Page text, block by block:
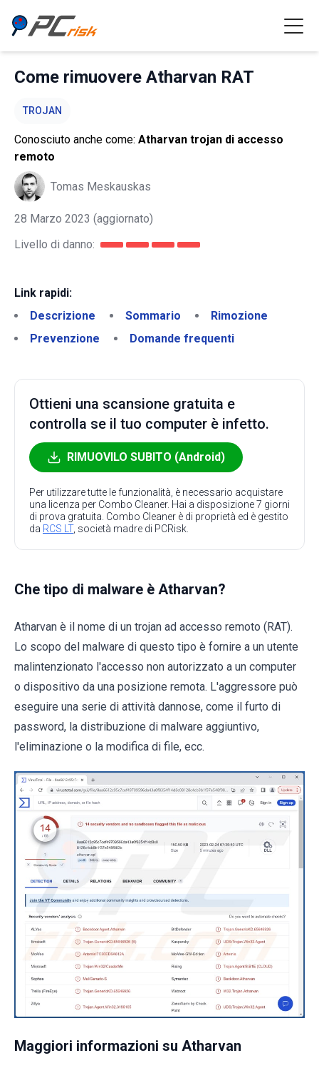
Come rimuovere Atharvan RAT
TROJAN
Conosciuto anche come: Atharvan trojan di accesso
remoto
Tomas Meskauskas
28 Marzo 2023 (aggiornato)
Livello di danno:
Link rapidi:
Descrizione
Sommario
Rimozione
Prevenzione
Domande frequenti
Ottieni una scansione gratuita e
controlla se il tuo computer è infetto.
RIMUOVILO SUBITO (Android)
Per utilizzare tutte le funzionalità, è necessario acquistare
una licenza per Combo Cleaner. Hai a disposizione 7 giorni
di prova gratuita. Combo Cleaner è di proprietà ed è gestito
da RCS LT, società madre di PCRisk.
Che tipo di malware è Atharvan?
Atharvan è il nome di un trojan ad accesso remoto (RAT).
Lo scopo del malware di questo tipo è fornire a un utente
malintenzionato l'accesso non autorizzato a un computer
o dispositivo da una posizione remota. L'aggressore può
eseguire una serie di attività dannose, come il furto di
password, la distribuzione di malware aggiuntivo,
l'eliminazione o la modifica di file, ecc.
Maggiori informazioni su Atharvan